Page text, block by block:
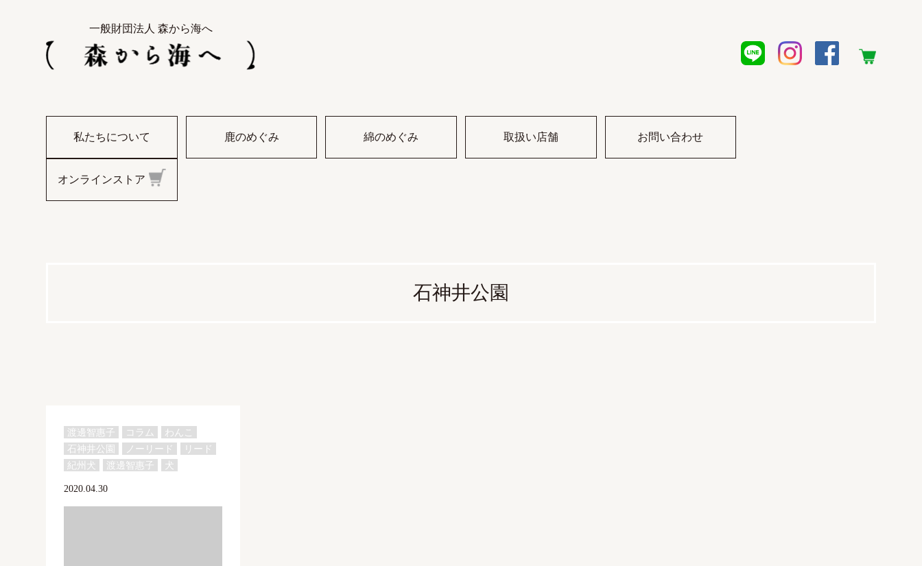
一般財団法人 森から海へ
私たちについて 鹿のめぐみ 綿のめぐみ 取扱い店舗 お問い合わせ
オンラインストア
石神井公園
渡邊智惠子 コラム
わんこ
石神井公園
ノーリード
リード
紀州犬
渡邊智惠子 犬
2020.04.30